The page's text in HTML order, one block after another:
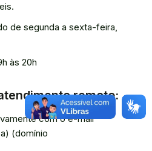
de segunda a sexta-feira,
às 20h
remoto:
com o e-mail
(domínio